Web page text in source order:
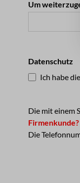
Um
Datenschutz
Ich habe die
Die mit einem
Die